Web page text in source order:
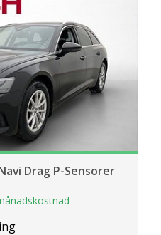
Drag P-Sensorer